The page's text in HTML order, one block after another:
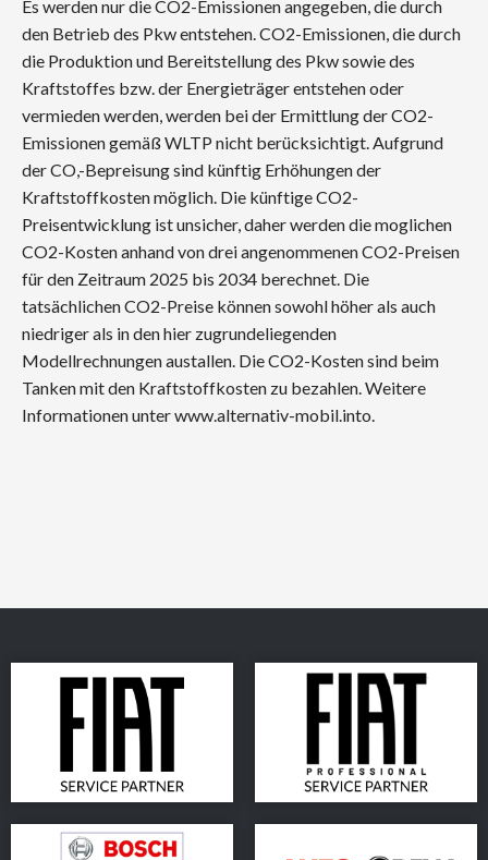
Es werden nur die CO2-Emissionen angegeben, die durch
den Betrieb des Pkw entstehen. CO2-Emissionen, die durch
die Produktion und Bereitstellung des Pkw sowie des
Kraftstoffes bzw. der Energieträger entstehen oder
vermieden werden, werden bei der Ermittlung der CO2-
Emissionen gemäß WLTP nicht berücksichtigt. Aufgrund
der CO,-Bepreisung sind künftig Erhöhungen der
Kraftstoffkosten möglich. Die künftige CO2-
Preisentwicklung ist unsicher, daher werden die moglichen
CO2-Kosten anhand von drei angenommenen CO2-Preisen
für den Zeitraum 2025 bis 2034 berechnet. Die
tatsächlichen CO2-Preise können sowohl höher als auch
niedriger als in den hier zugrundeliegenden
Modellrechnungen austallen. Die CO2-Kosten sind beim
Tanken mit den Kraftstoffkosten zu bezahlen. Weitere
Informationen unter www.alternativ-mobil.into.